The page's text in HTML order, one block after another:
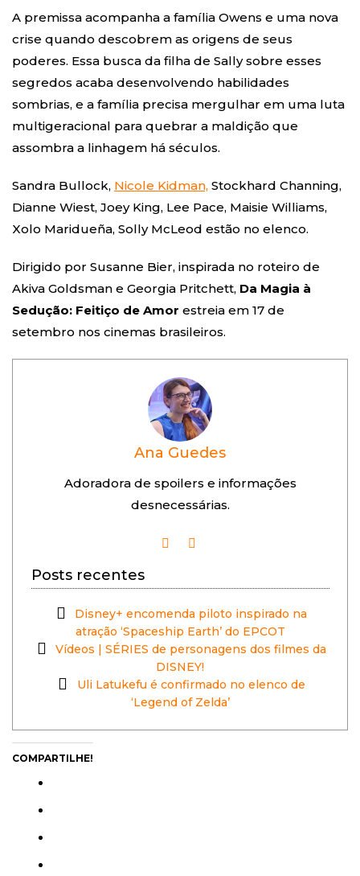
A premissa acompanha a família Owens e uma nova
crise quando descobrem as origens de seus
poderes. Essa busca da filha de Sally sobre esses
segredos acaba desenvolvendo habilidades
sombrias, e a família precisa mergulhar em uma luta
multigeracional para quebrar a maldição que
assombra a linhagem há séculos.
Sandra Bullock, Nicole Kidman, Stockhard Channing,
Dianne Wiest, Joey King, Lee Pace, Maisie Williams,
Xolo Maridueña, Solly McLeod estão no elenco.
Dirigido por Susanne Bier, inspirada no roteiro de
Akiva Goldsman e Georgia Pritchett, Da Magia à
Sedução: Feitiço de Amor estreia em 17 de
setembro nos cinemas brasileiros.
Ana Guedes
Adoradora de spoilers e informações
desnecessárias.
Posts recentes
Disney+ encomenda piloto inspirado na
atração ‘Spaceship Earth’ do EPCOT
Vídeos | SÉRIES de personagens dos filmes da
DISNEY!
Uli Latukefu é confirmado no elenco de
‘Legend of Zelda’
COMPARTILHE!